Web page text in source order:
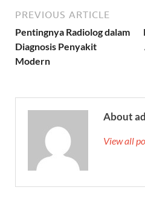
PREVIOUS ARTICLE
Pentingnya Radiolog dalam
Diagnosis Penyakit
Modern
About
View all